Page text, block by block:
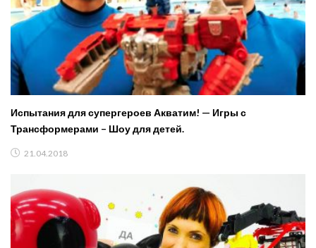
Испытания для супергероев Акватим! — Игры с
Трансформерами – Шоу для детей.
21.04.2018